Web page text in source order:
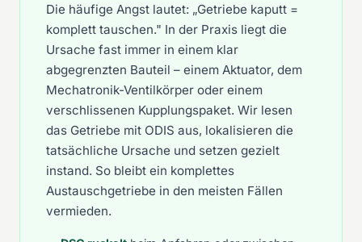
Die häufige Angst lautet: „Getriebe kaputt =
komplett tauschen." In der Praxis liegt die
Ursache fast immer in einem klar
abgegrenzten Bauteil – einem Aktuator, dem
Mechatronik-Ventilkörper oder einem
verschlissenen Kupplungspaket. Wir lesen
das Getriebe mit ODIS aus, lokalisieren die
tatsächliche Ursache und setzen gezielt
instand. So bleibt ein komplettes
Austauschgetriebe in den meisten Fällen
vermieden.